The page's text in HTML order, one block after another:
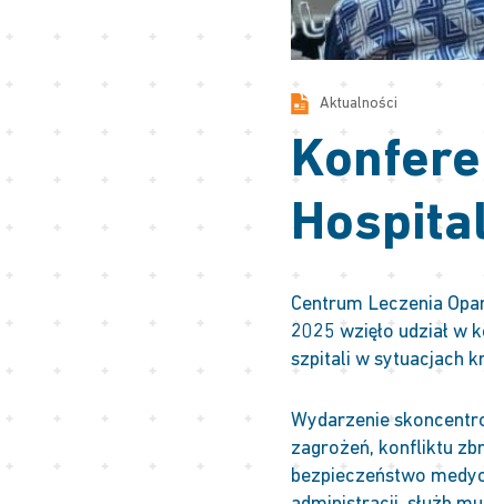
Aktualności
Centrum Leczenia
2025 wzięło udział w
szpitali w sytuacjach
Wydarzenie
zagrożeń, konfliktu
bezpieczeństwo